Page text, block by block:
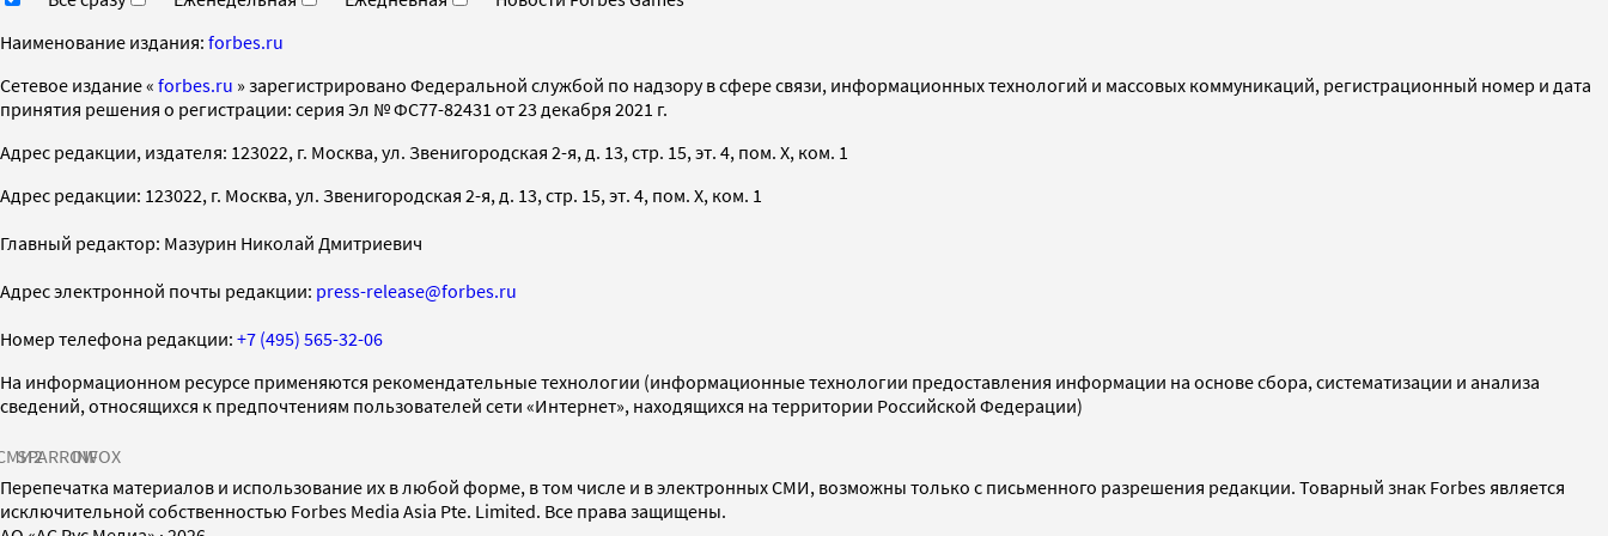
Наименование издания: forbes.ru
Cетевое издание « forbes.ru » зарегистрировано Федеральной службой по надзору в сфере связи, информационных технологий и массовых коммуникаций, регистрационный номер и дата
принятия решения о регистрации: серия Эл № ФС77-82431 от 23 декабря 2021 г.
Адрес редакции, издателя: 123022, г. Москва, ул. Звенигородская 2-я, д. 13, стр. 15, эт. 4, пом. X, ком. 1
Адрес редакции: 123022, г. Москва, ул. Звенигородская 2-я, д. 13, стр. 15, эт. 4, пом. X, ком. 1
Главный редактор: Мазурин Николай Дмитриевич
Адрес электронной почты редакции: press-release@forbes.ru
Номер телефона редакции: +7 (495) 565-32-06
На информационном ресурсе применяются рекомендательные технологии (информационные технологии предоставления информации на основе сбора, систематизации и анализа
сведений, относящихся к предпочтениям пользователей сети «Интернет», находящихся на территории Российской Федерации)
SPARROWINFOX
Перепечатка материалов и использование их в любой форме, в том числе и в электронных СМИ, возможны только с письменного разрешения редакции. Товарный знак Forbes является
исключительной собственностью Forbes Media Asia Pte. Limited. Все права защищены.